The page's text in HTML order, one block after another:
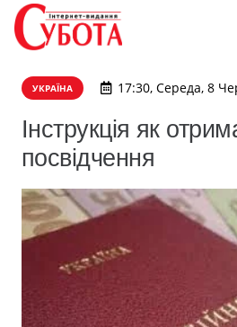
УКРАЇНА 17:30, Середа, 8
Інструкція як
посвідчення